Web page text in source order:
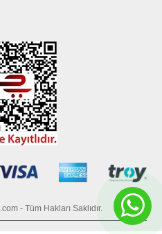
- Tüm Hakları Saklıdır.